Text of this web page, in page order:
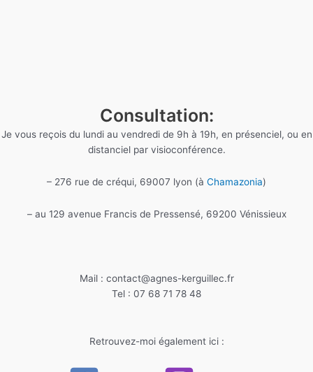
Consultation:
Je vous reçois du lundi au vendredi de 9h à 19h, en présenciel, ou en
distanciel par visioconférence.
– 276 rue de créqui, 69007 lyon (à Chamazonia)
– au 129 avenue Francis de Pressensé, 69200 Vénissieux
Mail : contact@agnes-kerguillec.fr
Tel : 07 68 71 78 48
Retrouvez-moi également ici :